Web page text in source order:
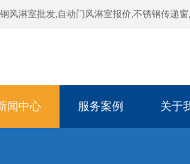
淋室批发,自动门风淋室报价,不锈钢传递
闻中心 服务案例 关于